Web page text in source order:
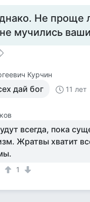
Не проще
мучились
Курчин
дай бог 11 лет
всегда, пока
Жратвы хватит
1